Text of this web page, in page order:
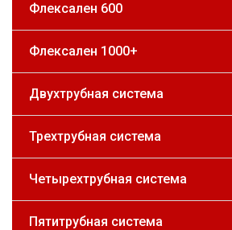
Флексален 600
Флексален 1000+
Двухтрубная система
Трехтрубная система
Четырехтрубная система
Пятитрубная система